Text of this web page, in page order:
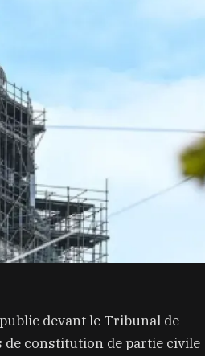
devant le Tribunal de
de constitution de partie civile